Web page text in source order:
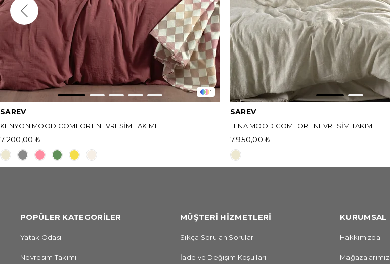
1
SAREV
KENYON MOOD COMFORT NEVRESİM TAKIMI
7.200,00 ₺
SAREV
LENA MOOD COMFORT NEVRESİM TAKIMI
7.950,00 ₺
POPÜLER KATEGORİLER
Yatak Odası
Nevresim Takımı
MÜŞTERİ HİZMETLERİ
Sıkça Sorulan Sorular
İade ve Değişim Koşulları
KURUMSAL
Hakkımızda
Mağazalarımız